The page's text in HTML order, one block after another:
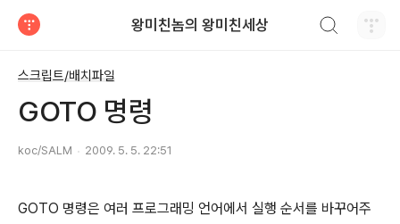
왕미친놈의 왕미친세상
스크립트/배치파일
GOTO 명령
koc/SALM 2009. 5. 5. 22:51
GOTO 명령은 여러 프로그래밍 언어에서 실행 순서를 바꾸어주